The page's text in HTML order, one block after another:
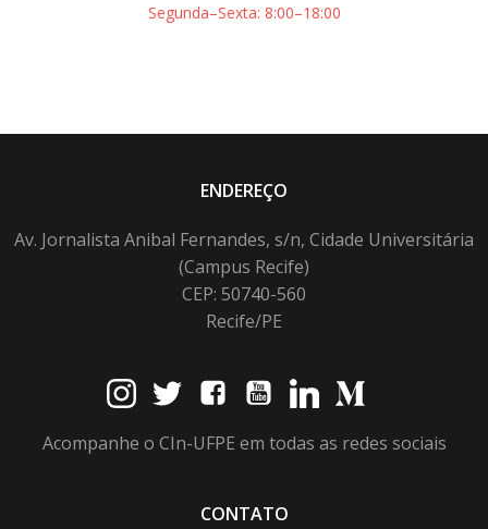
Segunda–Sexta: 8:00–18:00
ENDEREÇO
Av. Jornalista Anibal Fernandes, s/n, Cidade Universitária
(Campus Recife)
CEP: 50740-560
Recife/PE
Acompanhe o CIn-UFPE em todas as redes sociais
CONTATO